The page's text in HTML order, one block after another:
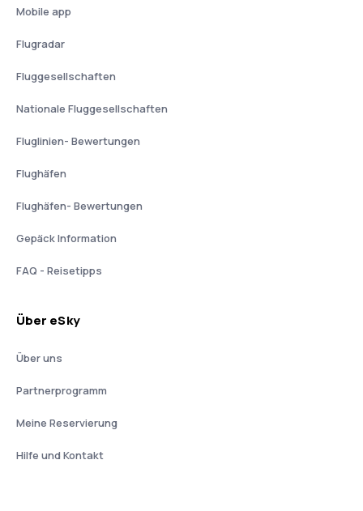
Mobile app
Flugradar
Fluggesellschaften
Nationale Fluggesellschaften
Fluglinien- Bewertungen
Flughäfen
Flughäfen- Bewertungen
Gepäck Information
FAQ - Reisetipps
Über eSky
Über uns
Partnerprogramm
Meine Reservierung
Hilfe und Kontakt